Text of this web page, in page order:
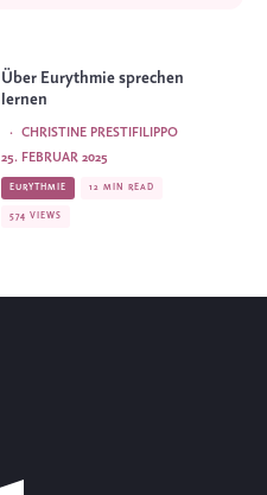
Über Eurythmie sprechen
lernen
CHRISTINE PRESTIFILIPPO
·
25. FEBRUAR 2025
EURYTHMIE 12 MIN READ
574 VIEWS